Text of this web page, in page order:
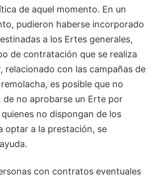
de aquel momento. En un
pudieron haberse incorporado
a los Ertes generales,
de contratación que se realiza
relacionado con las campañas de
es posible que no
de no aprobarse un Erte por
no dispongan de los
optar a la prestación, se
con contratos eventuales